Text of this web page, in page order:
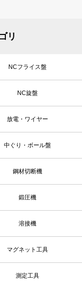
リ
NCフライス盤
NC旋盤
放電・ワイヤー
中ぐり・ボール盤
鋼材切断機
鍛圧機
溶接機
マグネット工具
測定工具